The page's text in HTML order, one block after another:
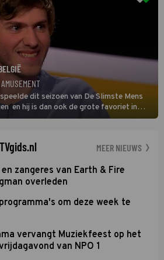
AMUSEMENT
dit seizoen van De Slimste Mens
en hij is dan ook de grote favoriet in
is Nederlandse inbreng, want komiek
MEER NIEUWS
zangeres van Earth & Fire
overleden
om deze week te
vervangt Muziekfeest op het
van NPO 1